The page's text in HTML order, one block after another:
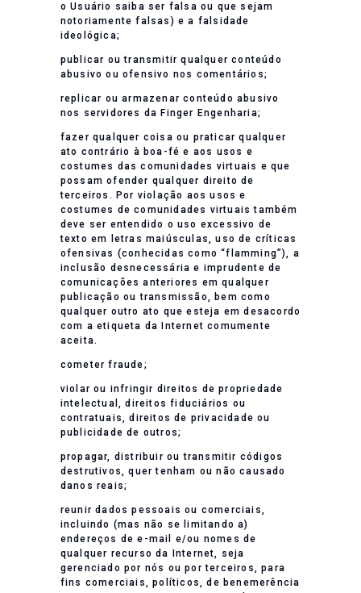
o Usuário saiba ser falsa ou que sejam
notoriamente falsas) e a falsidade
ideológica;
publicar ou transmitir qualquer conteúdo
abusivo ou ofensivo nos comentários;
replicar ou armazenar conteúdo abusivo
nos servidores da Finger Engenharia;
fazer qualquer coisa ou praticar qualquer
ato contrário à boa-fé e aos usos e
costumes das comunidades virtuais e que
possam ofender qualquer direito de
terceiros. Por violação aos usos e
costumes de comunidades virtuais também
deve ser entendido o uso excessivo de
texto em letras maiúsculas, uso de críticas
ofensivas (conhecidas como “flamming”), a
inclusão desnecessária e imprudente de
comunicações anteriores em qualquer
publicação ou transmissão, bem como
qualquer outro ato que esteja em desacordo
com a etiqueta da Internet comumente
aceita.
cometer fraude;
violar ou infringir direitos de propriedade
intelectual, direitos fiduciários ou
contratuais, direitos de privacidade ou
publicidade de outros;
propagar, distribuir ou transmitir códigos
destrutivos, quer tenham ou não causado
danos reais;
reunir dados pessoais ou comerciais,
incluindo (mas não se limitando a)
endereços de e-mail e/ou nomes de
qualquer recurso da Internet, seja
gerenciado por nós ou por terceiros, para
fins comerciais, políticos, de benemerência